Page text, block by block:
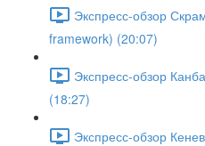
Экспресс-обзор
framework) (20:07)
Экспресс-обзор
(18:27)
Экспресс-обзор